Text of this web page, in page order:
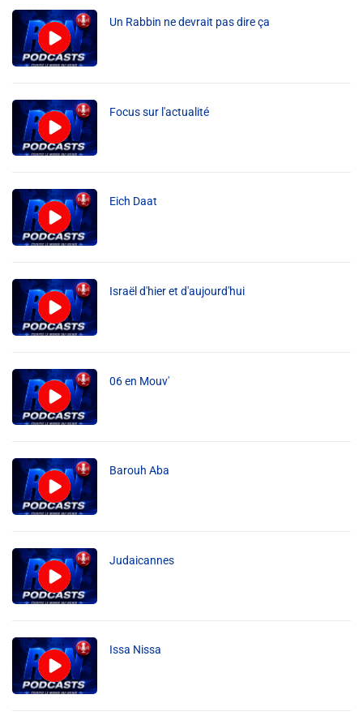
CCAS NICE
Département des Alpes Maritimes
Ma Région Sud
Un Rabbin ne devrait pas dire ça
Focus sur l'actualité
Eich Daat
Israël d'hier et d'aujourd'hui
06 en Mouv'
Barouh Aba
Judaicannes
Issa Nissa